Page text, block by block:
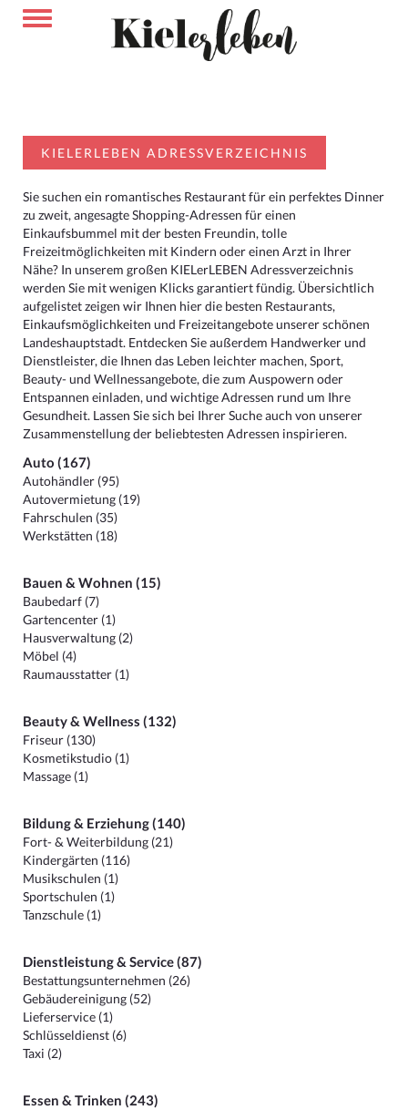
KIELERLEBEN ADRESSVERZEICHNIS
Sie suchen ein romantisches Restaurant für ein perfektes Dinner
zu zweit, angesagte Shopping-Adressen für einen
Einkaufsbummel mit der besten Freundin, tolle
Freizeitmöglichkeiten mit Kindern oder einen Arzt in Ihrer
Nähe? In unserem großen KIELerLEBEN Adressverzeichnis
werden Sie mit wenigen Klicks garantiert fündig. Übersichtlich
aufgelistet zeigen wir Ihnen hier die besten Restaurants,
Einkaufsmöglichkeiten und Freizeitangebote unserer schönen
Landeshauptstadt. Entdecken Sie außerdem Handwerker und
Dienstleister, die Ihnen das Leben leichter machen, Sport,
Beauty- und Wellnessangebote, die zum Auspowern oder
Entspannen einladen, und wichtige Adressen rund um Ihre
Gesundheit. Lassen Sie sich bei Ihrer Suche auch von unserer
Zusammenstellung der beliebtesten Adressen inspirieren.
Auto (167)
Autohändler (95)
Autovermietung (19)
Fahrschulen (35)
Werkstätten (18)
Bauen & Wohnen (15)
Baubedarf (7)
Gartencenter (1)
Hausverwaltung (2)
Möbel (4)
Raumausstatter (1)
Beauty & Wellness (132)
Friseur (130)
Kosmetikstudio (1)
Massage (1)
Bildung & Erziehung (140)
Fort- & Weiterbildung (21)
Kindergärten (116)
Musikschulen (1)
Sportschulen (1)
Tanzschule (1)
Dienstleistung & Service (87)
Bestattungsunternehmen (26)
Gebäudereinigung (52)
Lieferservice (1)
Schlüsseldienst (6)
Taxi (2)
Essen & Trinken (243)